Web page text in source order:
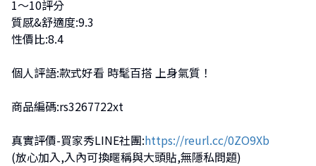
1～10評分
質感&舒適度:9.3
性價比:8.4
個人評語:款式好看 時髦百搭 上身氣質！
商品編碼:rs3267722xt
真實評價-買家秀LINE社團:https://reurl.cc/0ZO9Xb
(放心加入,入內可換暱稱與大頭貼,無隱私問題)